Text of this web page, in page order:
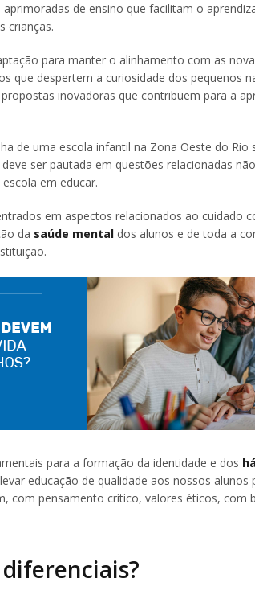
de ensino que facilitam o
crianças.
para manter o alinhamento com as
que despertem a curiosidade dos pequenos
inovadoras que contribuem para a
de uma escola infantil na Zona Oeste do Rio
ser pautada em questões relacionadas
em educar.
em aspectos relacionados ao cuidado
da saúde mental dos alunos e de toda a
para a formação da identidade e dos
educação de qualidade aos nossos
com pensamento crítico, valores éticos, com
diferenciais?